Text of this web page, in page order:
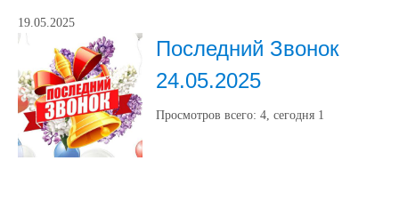
19.05.2025
Последний Звонок
24.05.2025
Просмотров всего: 4, сегодня 1